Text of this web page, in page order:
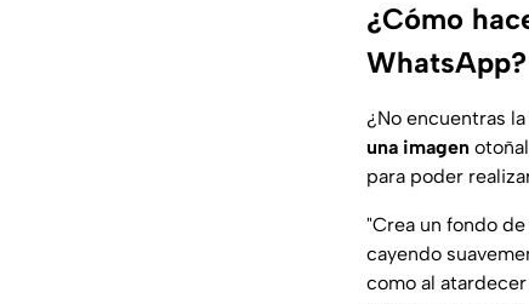
¿Cómo
WhatsApp?
¿No encuentras la
una imagen
para poder
"Crea un fondo
cayendo
como al